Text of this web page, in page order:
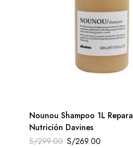
Nounou Shampoo 1L
Nutrición Davines
S/299.00 S/269.00